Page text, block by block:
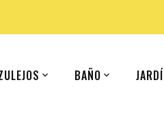
BAÑO
States).